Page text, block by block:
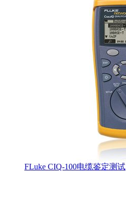
FLuke CIQ-100电缆鉴定测试